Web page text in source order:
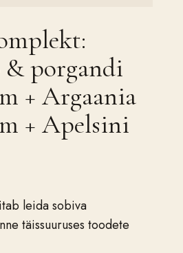
& porgandi
+ Argaania
+ Apelsini
leida sobiva
täissuuruses toodete